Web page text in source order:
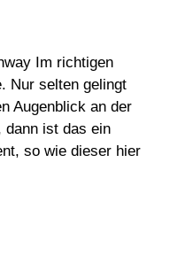
Im richtigen
Nur selten gelingt
Augenblick an der
dann ist das ein
so wie dieser hier